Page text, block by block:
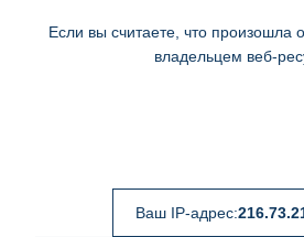
Если вы считаете, что произошла
владельцем веб-
Ваш IP-адрес: